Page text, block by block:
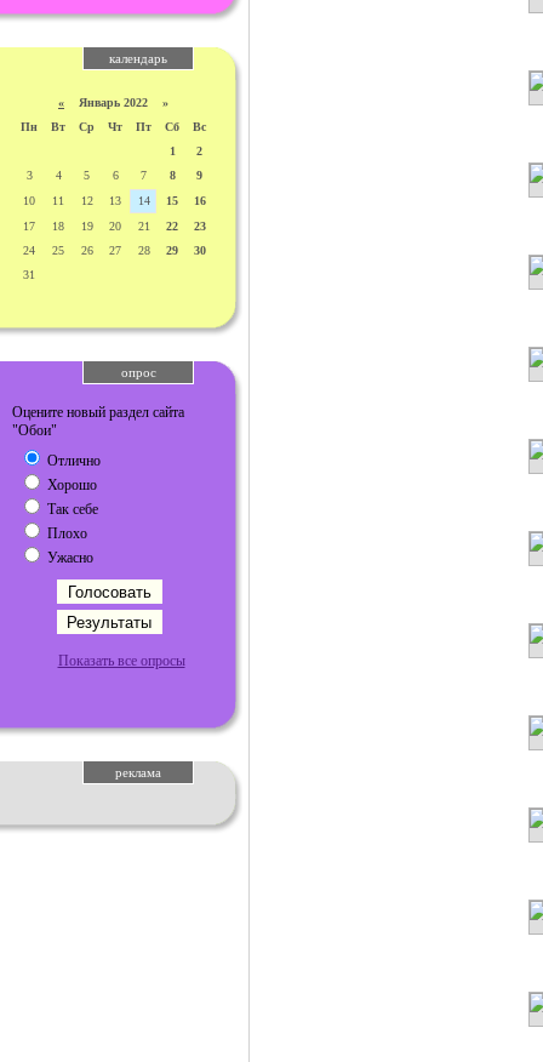
календарь
« Январь 2022 »
Пн
Вт Ср Чт Пт Сб
Вс
1
2
3
4 5 6 7 8
9
10
11 12 13 14 15
16
17
18 19 20 21 22
23
24
25 26 27 28 29
30
31
опрос
Оцените новый раздел сайта
"Обои"
Отлично
Хорошо
Так себе
Плохо
Ужасно
Показать все опросы
реклама